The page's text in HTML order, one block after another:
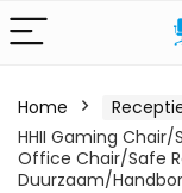
Home
HHII Gaming
Office Chair/Safe
Duurzaam/